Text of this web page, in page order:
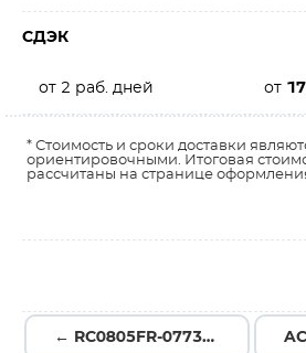
СДЭК
от 2 раб. дней от
* Стоимость и сроки доставки
ориентировочными. Итоговая
рассчитаны на странице
← RC0805FR-0773R2L